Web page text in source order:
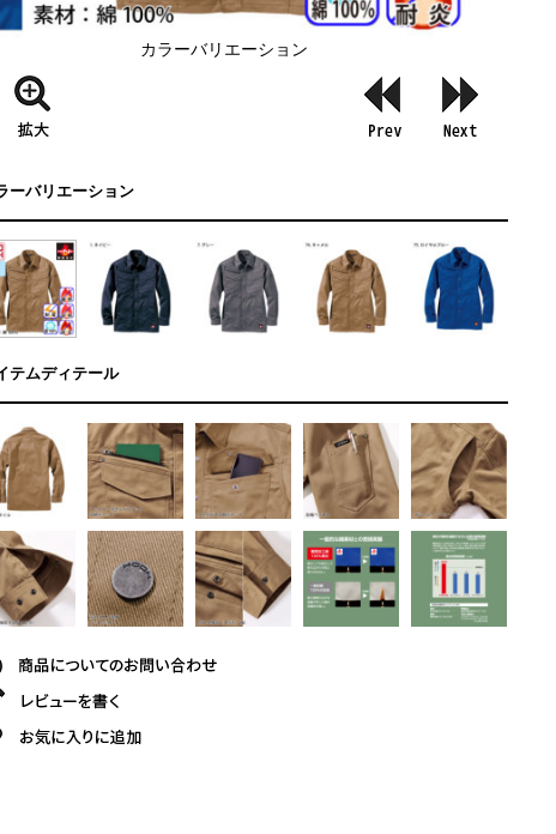
カラーバリエーション
ーバリエーション
テムディテール